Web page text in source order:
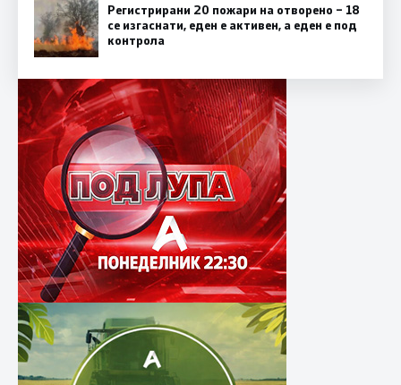
Регистрирани 20 пожари на отворено – 18
се изгаснати, еден е активен, а еден е под
контрола